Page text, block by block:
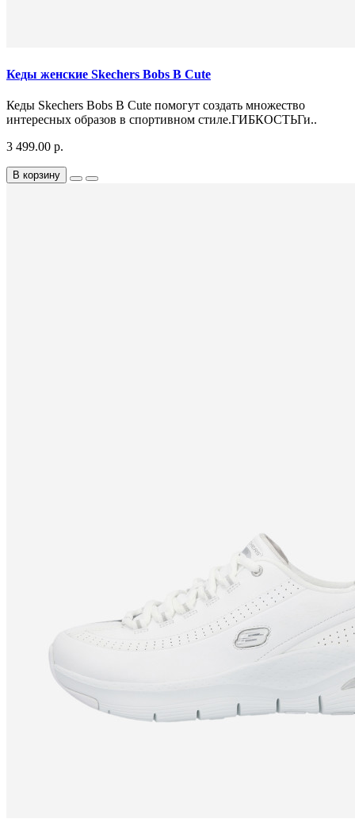
Кеды женские Skechers Bobs B Cute
Кеды Skechers Bobs B Cute помогут создать множество
интересных образов в спортивном стиле.ГИБКОСТЬГи..
3 499.00 р.
В корзину